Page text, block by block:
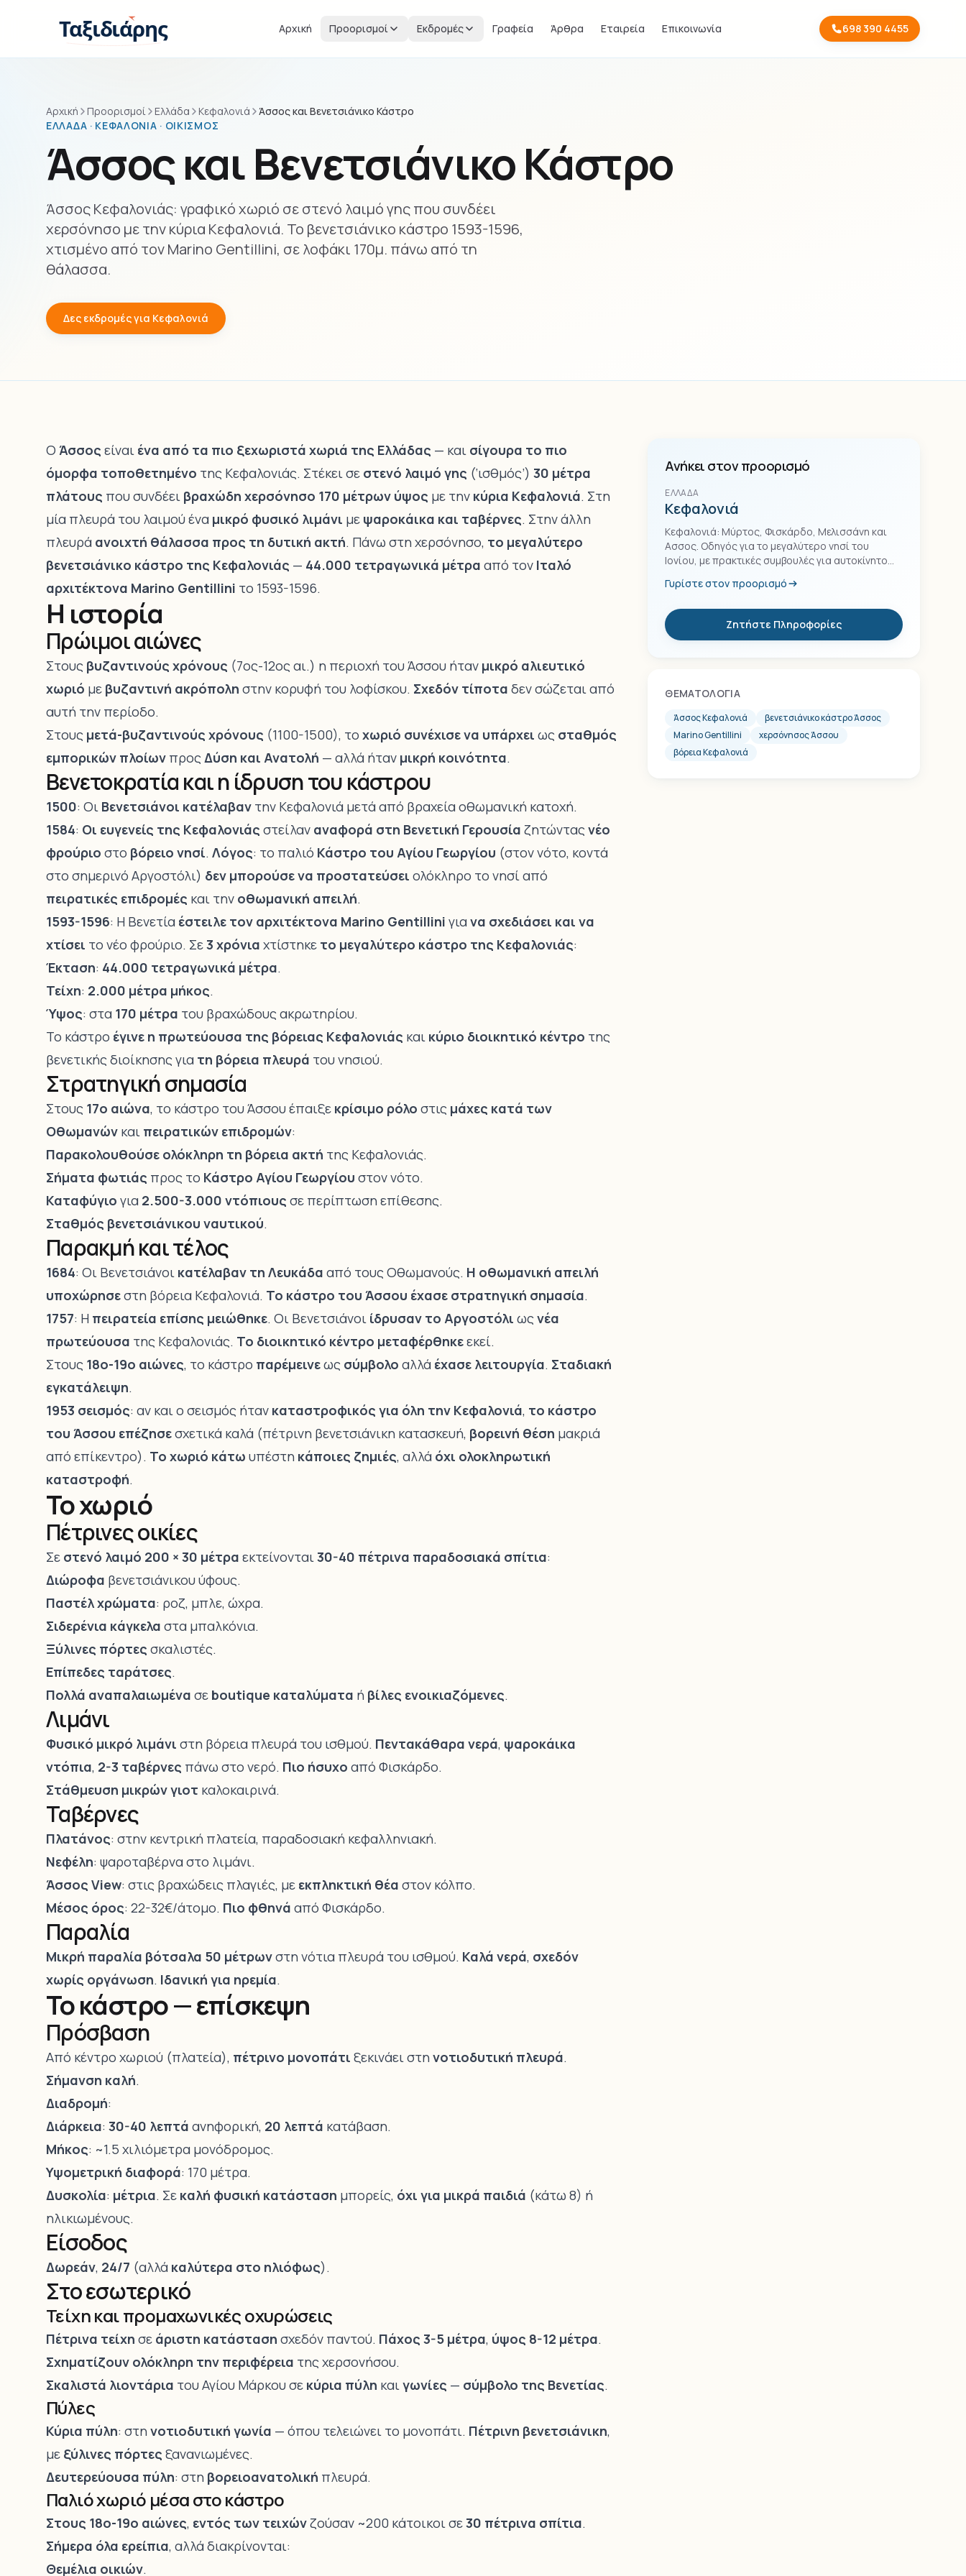
Ταξιδιάρης Αρχική Προορισμοί Εκδρομές Γραφεία Άρθρα Εταιρεία Επικοινωνία 698 390 4455
Αρχική Προορισμοί Ελλάδα Κεφαλονιά
Άσσος και Βενετσιάνικο Κάστρο
ΕΛΛΆΔΑ · ΚΕΦΑΛΟΝΙΆ · ΟΙΚΙΣΜΌΣ
Άσσος και Βενετσιάνικο Κάστρο
Άσσος Κεφαλονιάς: γραφικό χωριό σε στενό λαιμό γης που συνδέει
χερσόνησο με την κύρια Κεφαλονιά. Το βενετσιάνικο κάστρο 1593-1596,
χτισμένο από τον Marino Gentillini, σε λοφάκι 170μ. πάνω από τη
θάλασσα.
Δες εκδρομές για Κεφαλονιά
Ο Άσσος είναι ένα από τα πιο ξεχωριστά χωριά της Ελλάδας — και σίγουρα το πιο
όμορφα τοποθετημένο της Κεφαλονιάς. Στέκει σε στενό λαιμό γης (‘ισθμός’) 30 μέτρα
πλάτους που συνδέει βραχώδη χερσόνησο 170 μέτρων ύψος με την κύρια Κεφαλονιά. Στη
μία πλευρά του λαιμού ένα μικρό φυσικό λιμάνι με ψαροκάικα και ταβέρνες. Στην άλλη
πλευρά ανοιχτή θάλασσα προς τη δυτική ακτή. Πάνω στη χερσόνησο, το μεγαλύτερο
βενετσιάνικο κάστρο της Κεφαλονιάς — 44.000 τετραγωνικά μέτρα από τον Ιταλό
αρχιτέκτονα Marino Gentillini το 1593-1596.
Η ιστορία
Πρώιμοι αιώνες
Στους βυζαντινούς χρόνους (7ος-12ος αι.) η περιοχή του Άσσου ήταν μικρό αλιευτικό
χωριό με βυζαντινή ακρόπολη στην κορυφή του λοφίσκου. Σχεδόν τίποτα δεν σώζεται από
αυτή την περίοδο.
Στους μετά-βυζαντινούς χρόνους (1100-1500), το χωριό συνέχισε να υπάρχει ως σταθμός
εμπορικών πλοίων προςΔύση και Ανατολή — αλλά ήταν μικρή κοινότητα.
Βενετοκρατία και η ίδρυση του κάστρου
1500: Οι Βενετσιάνοι κατέλαβαν την Κεφαλονιά μετά από βραχεία οθωμανική κατοχή.
1584: Οι ευγενείς της Κεφαλονιάς στείλαν αναφορά στη Βενετική Γερουσία ζητώνταςνέο
φρούριο στο βόρειο νησί. Λόγος: το παλιό Κάστρο του Αγίου Γεωργίου (στον νότο, κοντά
στο σημερινό Αργοστόλι) δεν μπορούσε να προστατεύσει ολόκληρο το νησί από
πειρατικές επιδρομές και την οθωμανική απειλή.
1593-1596: Η Βενετία έστειλε τον αρχιτέκτονα Marino Gentillini για να σχεδιάσει και να
χτίσει το νέο φρούριο. Σε3 χρόνια χτίστηκε το μεγαλύτερο κάστρο της Κεφαλονιάς:
Έκταση: 44.000 τετραγωνικά μέτρα.
Τείχη: 2.000 μέτρα μήκος.
Ύψος: στα 170 μέτρα του βραχώδους ακρωτηρίου.
Το κάστρο έγινε η πρωτεύουσα της βόρειας Κεφαλονιάς και κύριο διοικητικό κέντρο της
βενετικής διοίκησης για τη βόρεια πλευρά του νησιού.
Στρατηγική σημασία
Στους 17ο αιώνα, το κάστρο του Άσσου έπαιξε κρίσιμο ρόλο στις μάχες κατά των
Οθωμανών και πειρατικών επιδρομών:
Παρακολουθούσε ολόκληρη τη βόρεια ακτή της Κεφαλονιάς.
Σήματα φωτιάς προς το Κάστρο Αγίου Γεωργίου στον νότο.
Καταφύγιο για 2.500-3.000 ντόπιους σε περίπτωση επίθεσης.
Σταθμός βενετσιάνικου ναυτικού.
Παρακμή και τέλος
1684: Οι Βενετσιάνοι κατέλαβαν τη Λευκάδα από τους Οθωμανούς. Η οθωμανική απειλή
υποχώρησεστη βόρεια Κεφαλονιά. Το κάστρο του Άσσου έχασε στρατηγική σημασία.
1757: Η πειρατεία επίσης μειώθηκε. Οι Βενετσιάνοι ίδρυσαν το Αργοστόλι ωςνέα
πρωτεύουσα της Κεφαλονιάς. Το διοικητικό κέντρο μεταφέρθηκεεκεί.
Στους 18ο-19ο αιώνες, το κάστρο παρέμεινεως σύμβολο αλλά έχασε λειτουργία. Σταδιακή
εγκατάλειψη.
1953 σεισμός: αν και ο σεισμός ήταν καταστροφικός για όλη την Κεφαλονιά, το κάστρο
του Άσσου επέζησεσχετικά καλά (πέτρινη βενετσιάνικη κατασκευή, βορεινή θέση μακριά
από επίκεντρο). Το χωριό κάτω υπέστη κάποιες ζημιές, αλλά όχι ολοκληρωτική
καταστροφή.
Το χωριό
Πέτρινες οικίες
Σε στενό λαιμό 200 × 30 μέτρα εκτείνονται30-40 πέτρινα παραδοσιακά σπίτια:
Διώροφα βενετσιάνικου ύφους.
Παστέλ χρώματα: ροζ, μπλε, ώχρα.
Σιδερένια κάγκελα στα μπαλκόνια.
Ξύλινες πόρτες σκαλιστές.
Επίπεδες ταράτσες.
Πολλά αναπαλαιωμένα σε boutique καταλύματα ή βίλες ενοικιαζόμενες.
Λιμάνι
Φυσικό μικρό λιμάνι στη βόρεια πλευρά του ισθμού. Πεντακάθαρα νερά, ψαροκάικα
ντόπια, 2-3 ταβέρνες πάνω στο νερό. Πιο ήσυχο από Φισκάρδο.
Στάθμευση μικρών γιοτ καλοκαιρινά.
Ταβέρνες
Πλατάνος: στην κεντρική πλατεία, παραδοσιακή κεφαλληνιακή.
Νεφέλη: ψαροταβέρνα στο λιμάνι.
Άσσος View: στις βραχώδεις πλαγιές, με εκπληκτική θέα στον κόλπο.
Μέσος όρος: 22-32€/άτομο. Πιο φθηνά από Φισκάρδο.
Παραλία
Μικρή παραλία βότσαλα 50 μέτρωνστη νότια πλευρά του ισθμού. Καλά νερά, σχεδόν
χωρίς οργάνωση. Ιδανική για ηρεμία.
Το κάστρο — επίσκεψη
Πρόσβαση
Από κέντρο χωριού (πλατεία), πέτρινο μονοπάτι ξεκινάει στη νοτιοδυτική πλευρά.
Σήμανση καλή.
Διαδρομή:
Διάρκεια: 30-40 λεπτά ανηφορική, 20 λεπτά κατάβαση.
Μήκος: ~1.5 χιλιόμετρα μονόδρομος.
Υψομετρική διαφορά: 170 μέτρα.
Δυσκολία: μέτρια. Σε καλή φυσική κατάσταση μπορείς, όχι για μικρά παιδιά (κάτω 8) ή
ηλικιωμένους.
Είσοδος
Δωρεάν, 24/7 (αλλά καλύτερα στο ηλιόφως).
Στο εσωτερικό
Τείχη και προμαχωνικές οχυρώσεις
Πέτρινα τείχη σε άριστη κατάσταση σχεδόν παντού. Πάχος 3-5 μέτρα, ύψος 8-12 μέτρα.
Σχηματίζουν ολόκληρη την περιφέρεια της χερσονήσου.
Σκαλιστά λιοντάρια του Αγίου Μάρκου σε κύρια πύλη καιγωνίες — σύμβολο της Βενετίας.
Πύλες
Κύρια πύλη: στη νοτιοδυτική γωνία — όπου τελειώνει το μονοπάτι. Πέτρινη βενετσιάνικη,
με ξύλινες πόρτες ξανανιωμένες.
Δευτερεύουσα πύλη: στη βορειοανατολική πλευρά.
Παλιό χωριό μέσα στο κάστρο
Στους 18ο-19ο αιώνες, εντός των τειχώνζούσαν ~200 κάτοικοι σε30 πέτρινα σπίτια.
Σήμερα όλα ερείπια, αλλά διακρίνονται:
Θεμέλια οικιών.
Ανήκει στον προορισμό
ΕΛΛΆΔΑ
Κεφαλονιά
Κεφαλονιά: Μύρτος, Φισκάρδο, Μελισσάνη και
Ασσος. Οδηγός για το μεγαλύτερο νησί του
Ιονίου, με πρακτικές συμβουλές για αυτοκίνητο
Γυρίστε στον προορισμό
Ζητήστε Πληροφορίες
ΘΕΜΑΤΟΛΟΓΊΑ
Άσσος Κεφαλονιά
βενετσιάνικο κάστρο Άσσος
Marino Gentillini
χερσόνησος Άσσου
βόρεια Κεφαλονιά